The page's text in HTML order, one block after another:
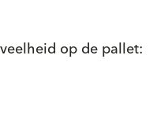
op de pallet: